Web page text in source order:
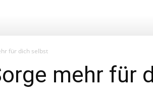
für dich selbst
mehr für